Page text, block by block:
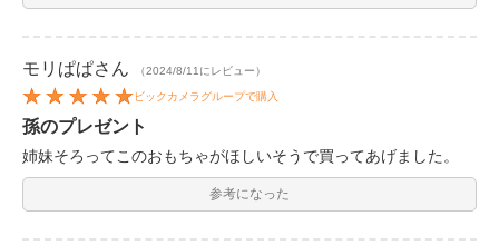
モリぱぱさん （2024/8/11にレビュー）
ビックカメラグループで購入
孫のプレゼント
姉妹そろってこのおもちゃがほしいそうで買ってあげました。
参考になった